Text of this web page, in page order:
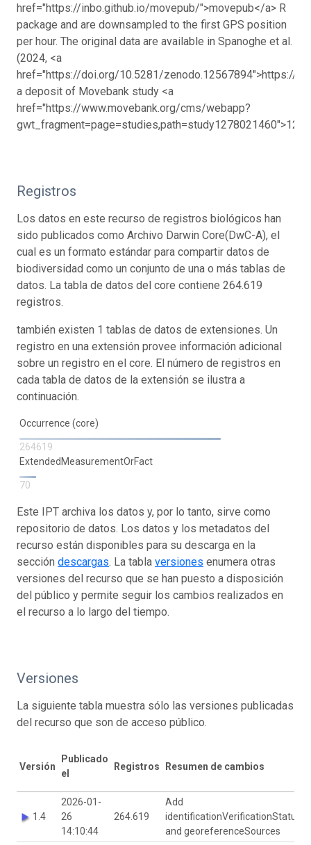
href="https://inbo.github.io/movepub/">movepub</a> R
package and are downsampled to the first GPS position
per hour. The original data are available in Spanoghe et al.
(2024, <a
href="https://doi.org/10.5281/zenodo.12567894">https://
a deposit of Movebank study <a
href="https://www.movebank.org/cms/webapp?
Registros
Los datos en este recurso de registros biológicos han
sido publicados como Archivo Darwin Core(DwC-A), el
cual es un formato estándar para compartir datos de
biodiversidad como un conjunto de una o más tablas de
datos. La tabla de datos del core contiene 264.619
registros.
también existen 1 tablas de datos de extensiones. Un
registro en una extensión provee información adicional
sobre un registro en el core. El número de registros en
cada tabla de datos de la extensión se ilustra a
continuación.
Occurrence (core)
264619
ExtendedMeasurementOrFact
70
Este IPT archiva los datos y, por lo tanto, sirve como
repositorio de datos. Los datos y los metadatos del
recurso están disponibles para su descarga en la
sección descargas. La tabla versiones enumera otras
versiones del recurso que se han puesto a disposición
del público y permite seguir los cambios realizados en
el recurso a lo largo del tiempo.
Versiones
La siguiente tabla muestra sólo las versiones publicadas
del recurso que son de acceso público.
Versión
Publicado
el
Registros Resumen de cambios
1.4
2026-01-
26
14:10:44
264.619
Add
identificationVerificationStatus
and georeferenceSources